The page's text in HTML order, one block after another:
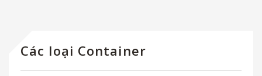
Các loại Container